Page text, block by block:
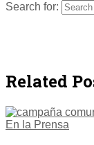
Search for:
Related
En la Prensa